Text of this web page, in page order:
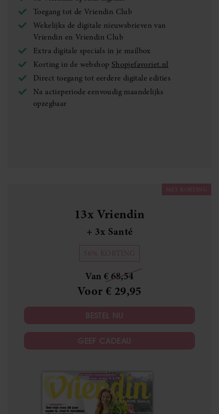
Toegang tot de Vriendin Club
Wekelijks de digitale nieuwsbrieven van
Vriendin en Vriendin Club
Extra digitale specials in je mailbox
Korting in de webshop Shopjefavoriet.nl
Direct toegang tot eerdere digitale edities
Na actieperiode eenvoudig maandelijks
opzegbaar
MET KORTING
13x Vriendin
+ 3x Santé
56% KORTING
Van € 68,54
Voor € 29,95
BESTEL NU
GEEF CADEAU